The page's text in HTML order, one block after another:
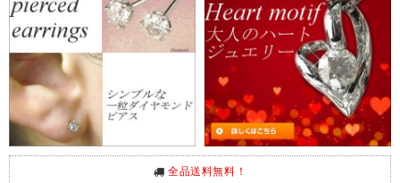
全品送料無料！